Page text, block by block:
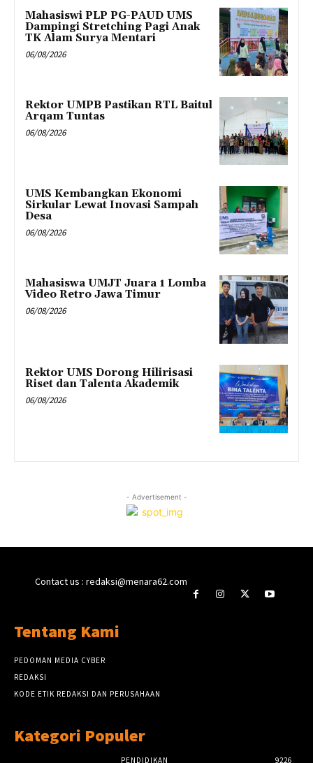
Mahasiswi PLP PG-PAUD UMS
Dampingi Stretching Pagi Anak
TK Alam Surya Mentari
06/08/2026
Rektor UMPB Pastikan RTL Baitul
Arqam Tuntas
06/08/2026
UMS Kembangkan Ekonomi
Sirkular Lewat Inovasi Sampah
Desa
06/08/2026
Mahasiswa UMJT Juara 1 Lomba
Video Retro Jawa Timur
06/08/2026
Rektor UMS Dorong Hilirisasi
Riset dan Talenta Akademik
06/08/2026
- Advertisement -
Contact us : redaksi@menara62.com
Tentang Kami
PEDOMAN MEDIA CYBER
REDAKSI
KODE ETIK REDAKSI DAN PERUSAHAAN
Kategori Populer
PENDIDIKAN 9226